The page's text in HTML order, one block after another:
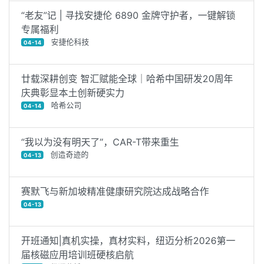
“老友”记 | 寻找安捷伦 6890 金牌守护者，一键解锁
专属福利
04-14 安捷伦科技
廿载深耕创变 智汇赋能全球｜哈希中国研发20周年
庆典彰显本土创新硬实力
04-14 哈希公司
“我以为没有明天了”，CAR-T带来重生
04-13 创造奇迹的
赛默飞与新加坡精准健康研究院达成战略合作
04-13
开班通知|真机实操，真材实料，纽迈分析2026第一
届核磁应用培训班硬核启航